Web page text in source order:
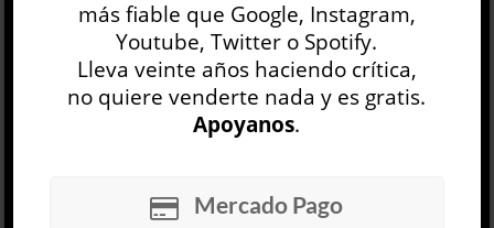
Facebook 0 Twitter 0
0 Email
1 OCT, 2015
más fiable que Google, Instagram,
Youtube, Twitter o Spotify.
Lleva veinte años haciendo crítica,
no quiere venderte nada y es gratis.
Apoyanos.
Mercado Pago